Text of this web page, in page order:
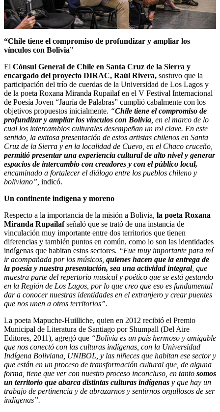
“Chile tiene el compromiso de profundizar y ampliar los
vínculos con Bolivia”
El Cónsul General de Chile en Santa Cruz de la Sierra y
encargado del proyecto DIRAC, Raúl Rivera, sostuvo que la
participación del trío de cuerdas de la Universidad de Los Lagos y
de la poeta Roxana Miranda Rupailaf en el V Festival Internacional
de Poesía Joven “Jauría de Palabras” cumplió cabalmente con los
objetivos propuestos inicialmente. “Chile tiene el compromiso de
profundizar y ampliar los vínculos con Bolivia , en el marco de lo
cual los intercambios culturales desempeñan un rol clave. En este
sentido, la exitosa presentación de estos artistas chilenos en Santa
Cruz de la Sierra y en la localidad de Cuevo, en el Chaco cruceño,
permitió presentar una experiencia cultural de alto nivel y generar
espacios de intercambio con creadores y con el público local,
encaminado a fortalecer el diálogo entre los pueblos chileno y
boliviano”, indicó.
Un continente indígena y moreno
Respecto a la importancia de la misión a Bolivia, la poeta Roxana
Miranda Rupailafseñaló que se trató de una instancia de
vinculación muy importante entre dos territorios que tienen
diferencias y también puntos en común, como lo son las identidades
indígenas que habitan estos sectores. “Fue muy importante para mí
ir acompañada por los músicos, quienes hacen que la entrega de
la poesía y nuestra presentación, sea una actividad integral, que
muestra parte del repertorio musical y poético que se está gestando
en la Región de Los Lagos, por lo que creo que eso es fundamental
dar a conocer nuestras identidades en el extranjero y crear puentes
que nos unen a otros territorios”.
La poeta Mapuche-Huilliche, quien en 2012 recibió el Premio
Municipal de Literatura de Santiago por Shumpall (Del Aire
Editores, 2011), agregó que “Bolivia es un país hermoso y amigable
que nos conectó con las culturas indígenas, con la Universidad
Indígena Boliviana, UNIBOL, y las niñeces que habitan ese sector y
que están en un proceso de transformación cultural que, de alguna
forma, tiene que ver con nuestro proceso inconcluso, en tanto somos
un territorio que abarca distintas culturas indígenas y que hay un
trabajo de pertinencia y de abrazarnos y sentirnos orgullosos de ser
indígenas”.